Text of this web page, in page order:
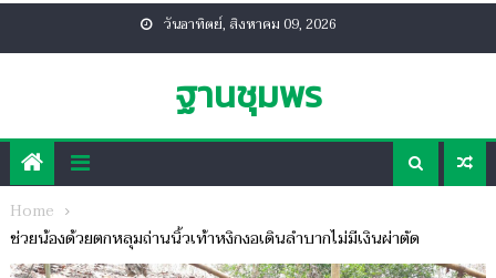
วันอาทิตย์, สิงหาคม 09, 2026
ฐานชุมพร
Home
ช่วยน้องด้วยตกหลุมถ่านนิ้วเท้าหงิกงอเดินลำบากไม่มีเงินผ่าตัด